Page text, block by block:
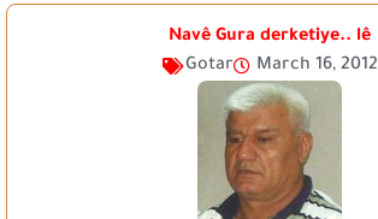
Navê Gura derketiye.. lê
Gotar
March 16, 2012